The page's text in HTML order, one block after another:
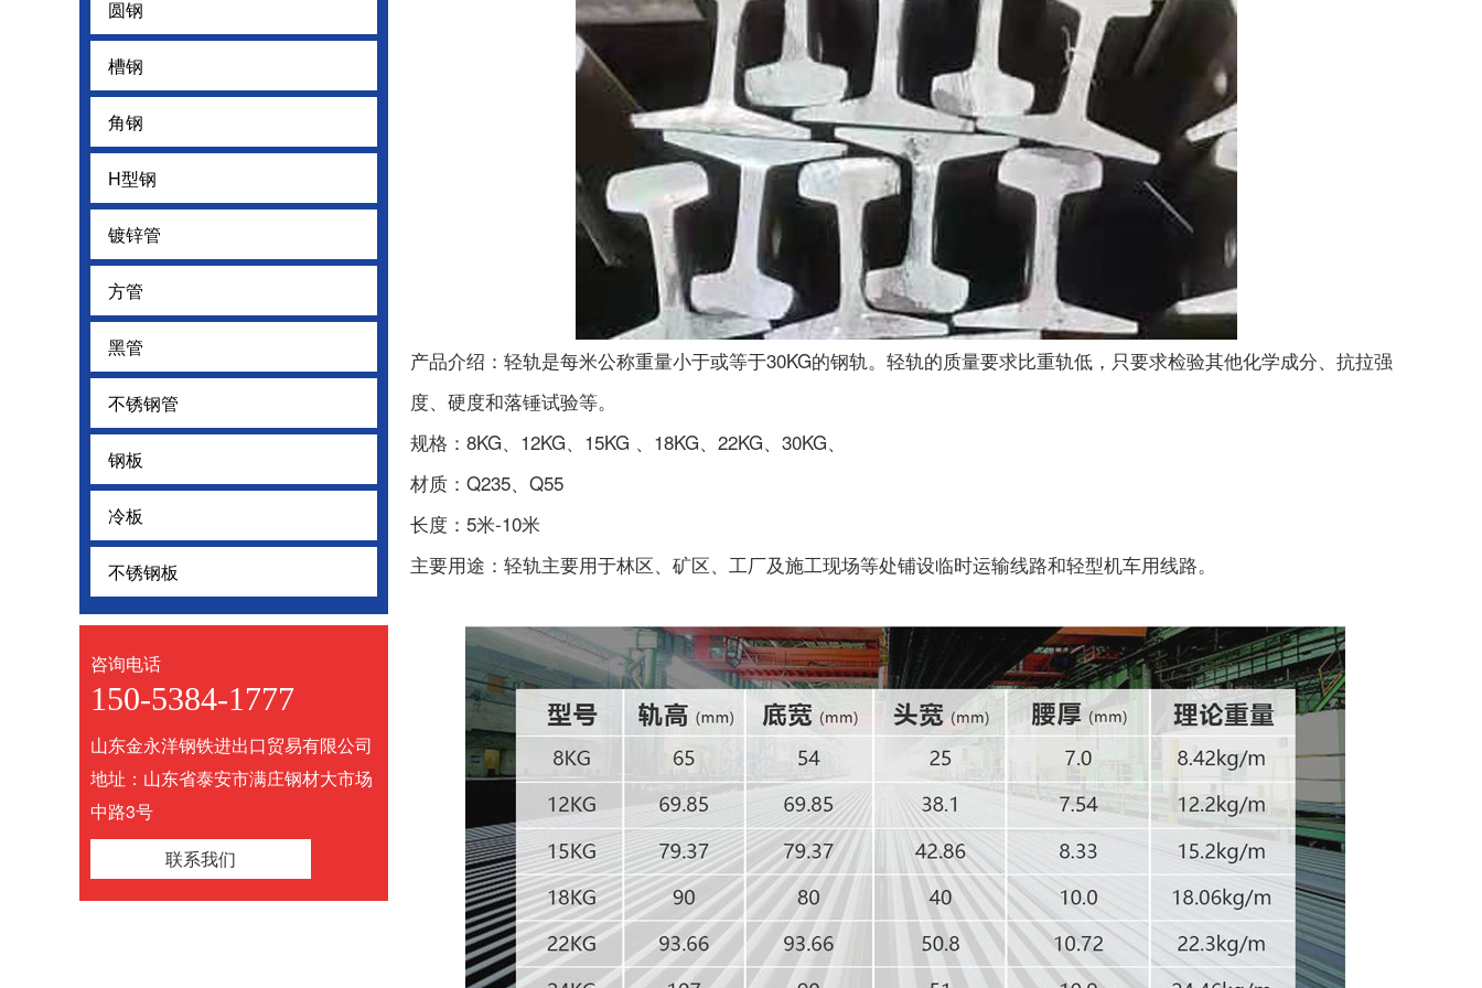
圆钢
槽钢
角钢
H型钢
镀锌管
方管
黑管 黑管
不锈钢管 不锈钢管
钢板 钢板
冷板 冷板
不锈钢板 不锈钢板
咨询电话
150-5384-1777
山东金永洋钢铁进出口贸易有限公司
地址：山东省泰安市满庄钢材大市场
中路3号
联系我们
产品介绍：轻轨是每米公称重量小于或等于30KG的钢轨。轻轨的质量要求比重轨低，只要求检验其他化学成分、抗拉强
度、硬度和落锤试验等。
规格：8KG、12KG、15KG 、18KG、22KG、30KG、
材质：Q235、Q55
长度：5米-10米
主要用途：轻轨主要用于林区、矿区、工厂及施工现场等处铺设临时运输线路和轻型机车用线路。